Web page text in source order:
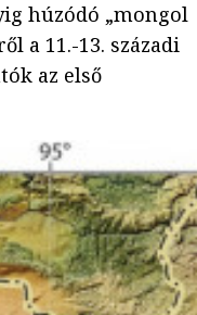
húzódó „mongol
a 11.-13. századi
az első